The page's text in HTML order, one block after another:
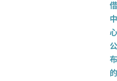
借
中
心
公
布
的